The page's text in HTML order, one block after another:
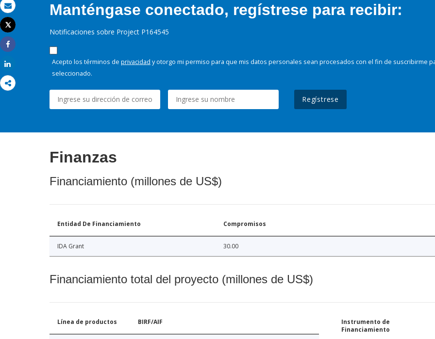
Correo electrónico
Imprimir
Tweet
Share
Manténgase conectado, regístrese para recibir:
Notificaciones sobre Project P164545
Acepto los términos de privacidad y otorgo mi permiso para que mis datos personales sean procesados con el fin de suscribirme
seleccionado.
Regístrese
Finanzas
Financiamiento (millones de US$)
Entidad De Financiamiento Compromisos
IDA Grant 30.00
Financiamiento total del proyecto (millones de US$)
Línea de productos BIRF/AIF
Instrumento de
Financiamiento